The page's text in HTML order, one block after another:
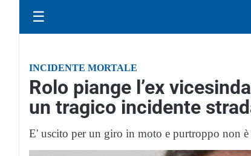
☰
INCIDENTE MORTALE
Rolo piange l’ex
un tragico incidente
E' uscito per un giro in moto e purtroppo non